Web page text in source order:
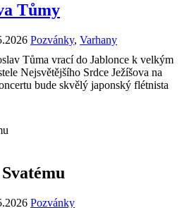
Tůmy
Pozvánky, Varhany
Tůma vrací do Jablonce k velkým
Nejsvětějšího Srdce Ježíšova na
bude skvělý japonský flétnista
Pozvánky